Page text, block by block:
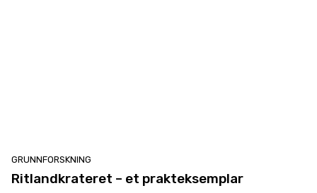
GRUNNFORSKNING
Ritlandkrateret – et prakteksemplar